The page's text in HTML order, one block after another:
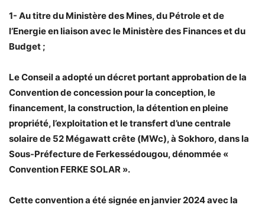
1- Au titre du Ministère des Mines, du Pétrole et de
l’Energie en liaison avec le Ministère des Finances et du
Budget ;
Le Conseil a adopté un décret portant approbation de la
Convention de concession pour la conception, le
financement, la construction, la détention en pleine
propriété, l’exploitation et le transfert d’une centrale
solaire de 52 Mégawatt crête (MWc), à Sokhoro, dans la
Sous-Préfecture de Ferkessédougou, dénommée «
Convention FERKE SOLAR ».
Cette convention a été signée en janvier 2024 avec la